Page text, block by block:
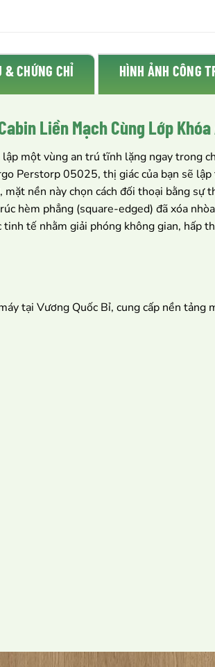
& CHỨNG CHỈ HÌNH ẢNH CÔNG
Liền Mạch Cùng Lớp Khóa
một vùng an trú tĩnh lặng ngay trong
Perstorp 05025, thị giác của bạn sẽ
nền này chọn cách đối thoại bằng
hèm phẳng (square-edged) đã xóa
tế nhằm giải phóng không gian, hấp
tại Vương Quốc Bỉ, cung cấp nền tảng